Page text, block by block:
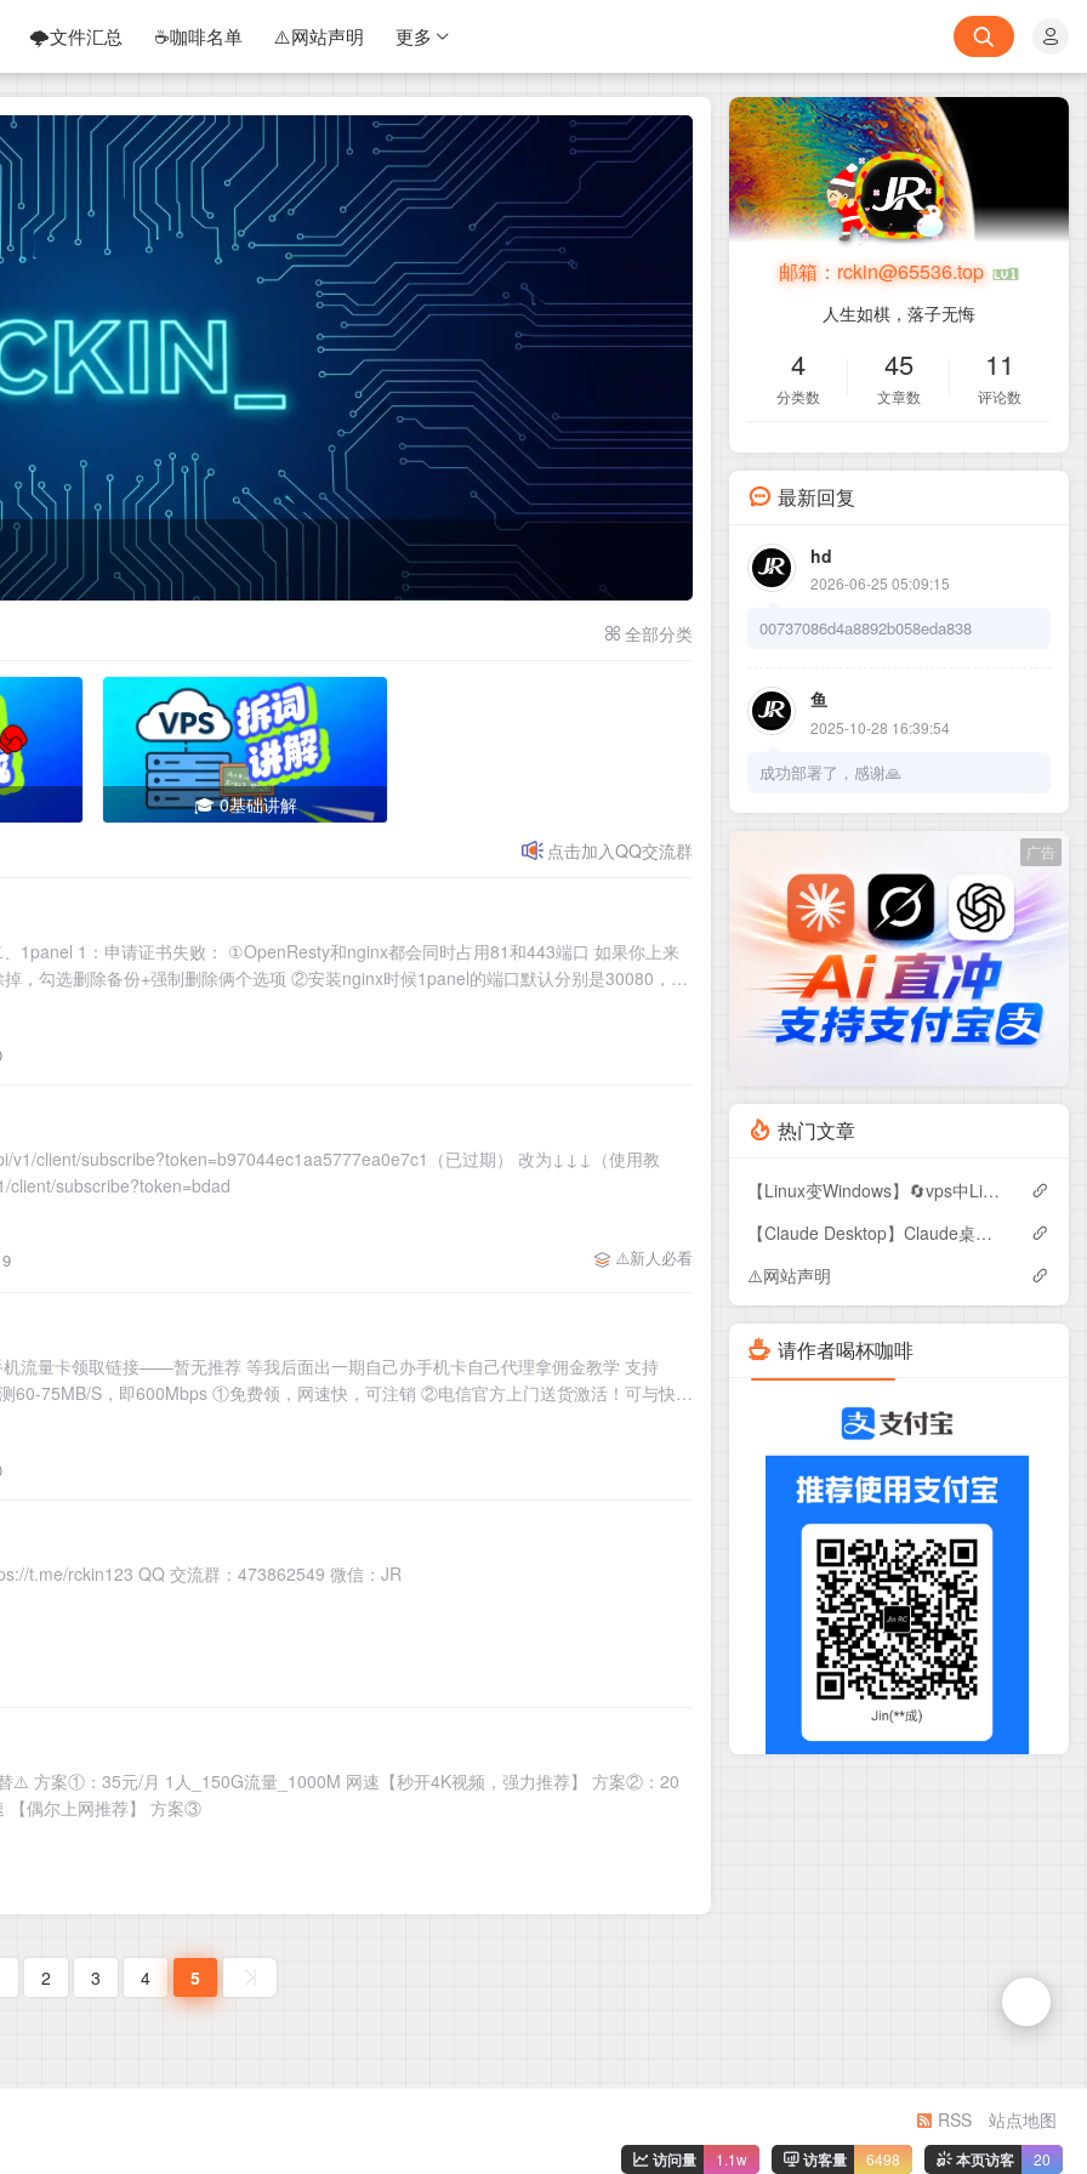
🌩️文件汇总 ☕咖啡名单 ⚠️网站声明 更多
电脑浏览更方便
通过手机浏览的伙伴可以点击右上角侧边栏查看
全部分类
🎓 0基础讲解
点击加入QQ交流群
1panel 1：申请证书失败： ①OpenResty和nginx都会同时占用81和443端口 如果你上来
，勾选删除备份+强制删除俩个选项 ②安装nginx时候1panel的端口默认分别是30080，
v1/client/subscribe?token=b97044ec1aa5777ea0e7c1（已过期） 改为↓↓↓（使用教
client/subscribe?token=bdad
9 ⚠️新人必看
流量卡领取链接——暂无推荐 等我后面出一期自己办手机卡自己代理拿佣金教学 支持
60-75MB/S，即600Mbps ①免费领，网速快，可注销 ②电信官方上门送货激活！可与快递
t.me/rckin123 QQ 交流群：473862549 微信：JR
⚠️ 方案①：35元/月 1人_150G流量_1000M 网速【秒开4K视频，强力推荐】 方案②：20
【偶尔上网推荐】 方案③
2 3 4 5
邮箱： rckin@65536.top
人生如棋，落子无悔
4
分类数
45
文章数
11
评论数
最新回复
hd
2026-06-25 05:09:15
00737086d4a8892b058eda838
鱼
2025-10-28 16:39:54
成功部署了，感谢🙏
广告
热门文章
【Linux变Windows】🔄vps中Linux转windows
【Claude Desktop】Claude桌面端下载+ Deepseek三方 API 接入
⚠️网站声明
请作者喝杯咖啡
RSS 站点地图
访问量 1.1w 访客量 6498 本页访客 20